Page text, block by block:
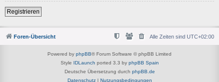
Registrieren
Foren-Übersicht Alle Zeiten sind UTC+02:00
Powered by phpBB® Forum Software © phpBB Limited
Style IDLaunch ported 3.3 by phpBB Spain
Deutsche Übersetzung durch phpBB.de
Datenschutz| Nutzungsbedingungen